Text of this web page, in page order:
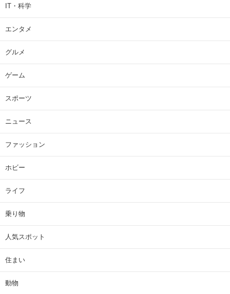
IT・科学
エンタメ
グルメ
ゲーム
スポーツ
ニュース
ファッション
ホビー
ライフ
乗り物
人気スポット
住まい
動物